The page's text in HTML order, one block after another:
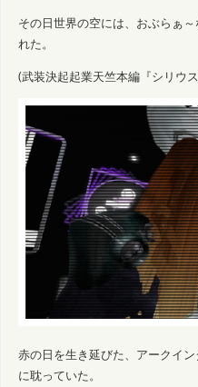
その日世界の空には、おぶらぁ
れた。
(武装決起起業天竺本編『シリウ
赤の日を生き延びた、アークイ
に耽っていた。